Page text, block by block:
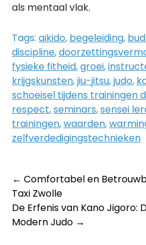
als mentaal vlak.
Tags: aikido, begeleiding,
discipline,
fysieke fitheid,groei,
krijgskunsten,jiu-jitsu,judo,
schoeisel tijdens trainingen
respect,seminars,sensei
trainingen,waarden,
zelfverdedigingstechnieken
Post
navigation
← Comfortabel en
Taxi Zwolle
De Erfenis van Kano Jigoro:
Modern Judo →